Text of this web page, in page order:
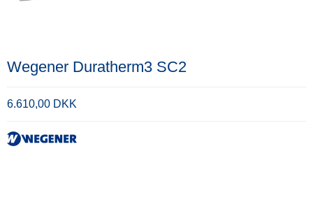
Wegener Duratherm3 SC2
6.610,00 DKK